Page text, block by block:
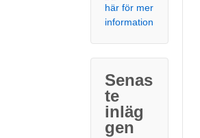
här för mer
information
Senas
te
inläg
gen